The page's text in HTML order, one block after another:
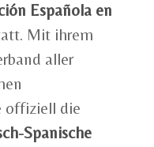
Española en
Mit ihrem
aller
offiziell die
Spanische